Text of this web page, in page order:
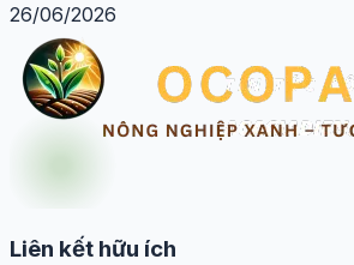
26/06/2026
Liên kết hữu ích